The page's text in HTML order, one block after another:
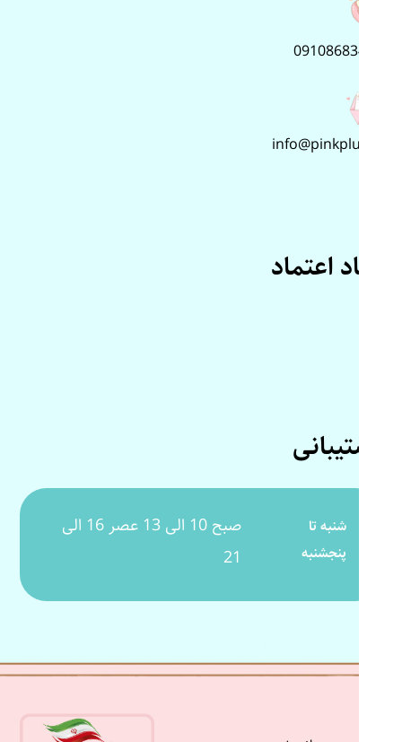
09108683499
info@pinkplus.ir
نماد اعتماد
پشتیبانی
شنبه تا
پنجشنبه
صبح 10 الی 13 عصر 16 الی
21